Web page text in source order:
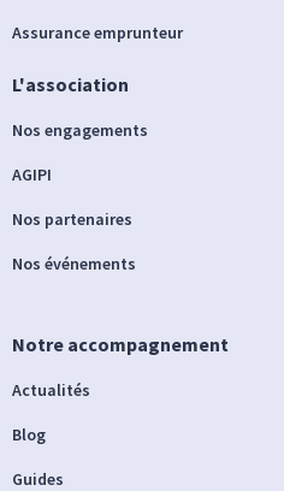
Assurance emprunteur
L'association
Nos engagements
AGIPI
Nos partenaires
Nos événements
Notre accompagnement
Actualités
Blog
Guides